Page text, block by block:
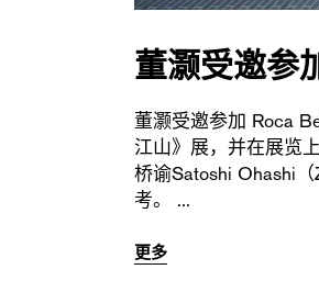
董灏受邀参
董灏受邀参加 Roca
江山》展，并在展览
桥谕Satoshi Ohashi
考。
更多